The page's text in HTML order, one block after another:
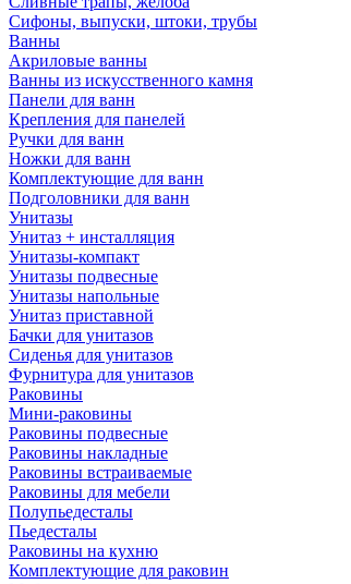
Сифоны, выпуски, штоки, трубы
Ванны
Акриловые ванны
Ванны из искусственного камня
Панели для ванн
Крепления для панелей
Ручки для ванн
Ножки для ванн
Комплектующие для ванн
Подголовники для ванн
Унитазы
Унитаз + инсталляция
Унитазы-компакт
Унитазы подвесные
Унитазы напольные
Унитаз приставной
Бачки для унитазов
Сиденья для унитазов
Фурнитура для унитазов
Раковины
Мини-раковины
Раковины подвесные
Раковины накладные
Раковины встраиваемые
Раковины для мебели
Полупьедесталы
Пьедесталы
Раковины на кухню
Комплектующие для раковин